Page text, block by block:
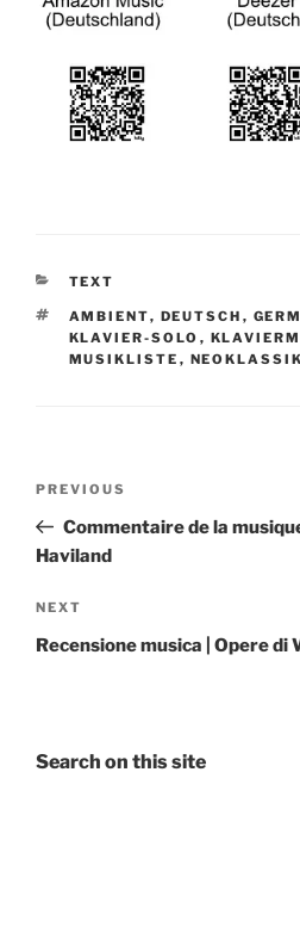
CATEGORIES
TEXT
TAGS
AMBIENT, DEUTSCH ,
KLAVIER-SOLO ,
MUSIKLISTE ,
Previous
Post
PREVIOUS
Commentaire de la
Haviland
Next
Post
NEXT
Recensione musica | Opere di
Search on this site